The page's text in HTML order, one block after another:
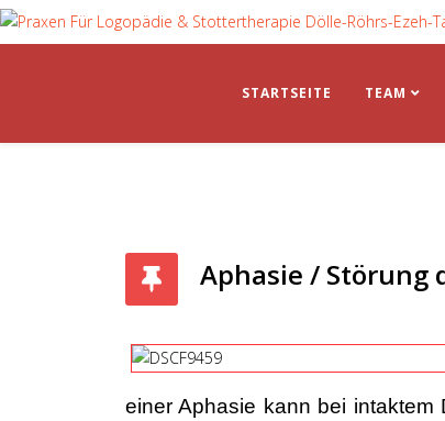
STARTSEITE TEAM
Aphasie / Störung
einer Aphasie kann bei intaktem